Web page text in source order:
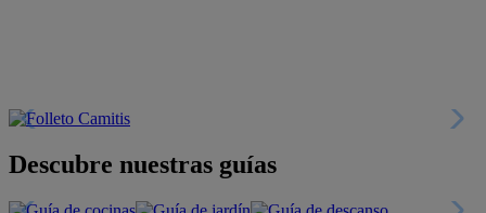
Descubre nuestras guías